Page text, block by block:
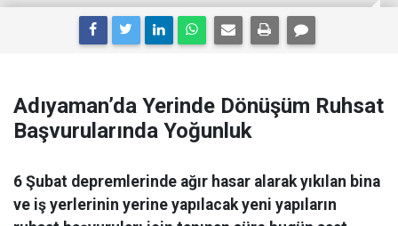
Adıyaman’da Yerinde Dönüşüm Ruhsat
Başvurularında Yoğunluk
6 Şubat depremlerinde ağır hasar alarak yıkılan bina
ve iş yerlerinin yerine yapılacak yeni yapıların